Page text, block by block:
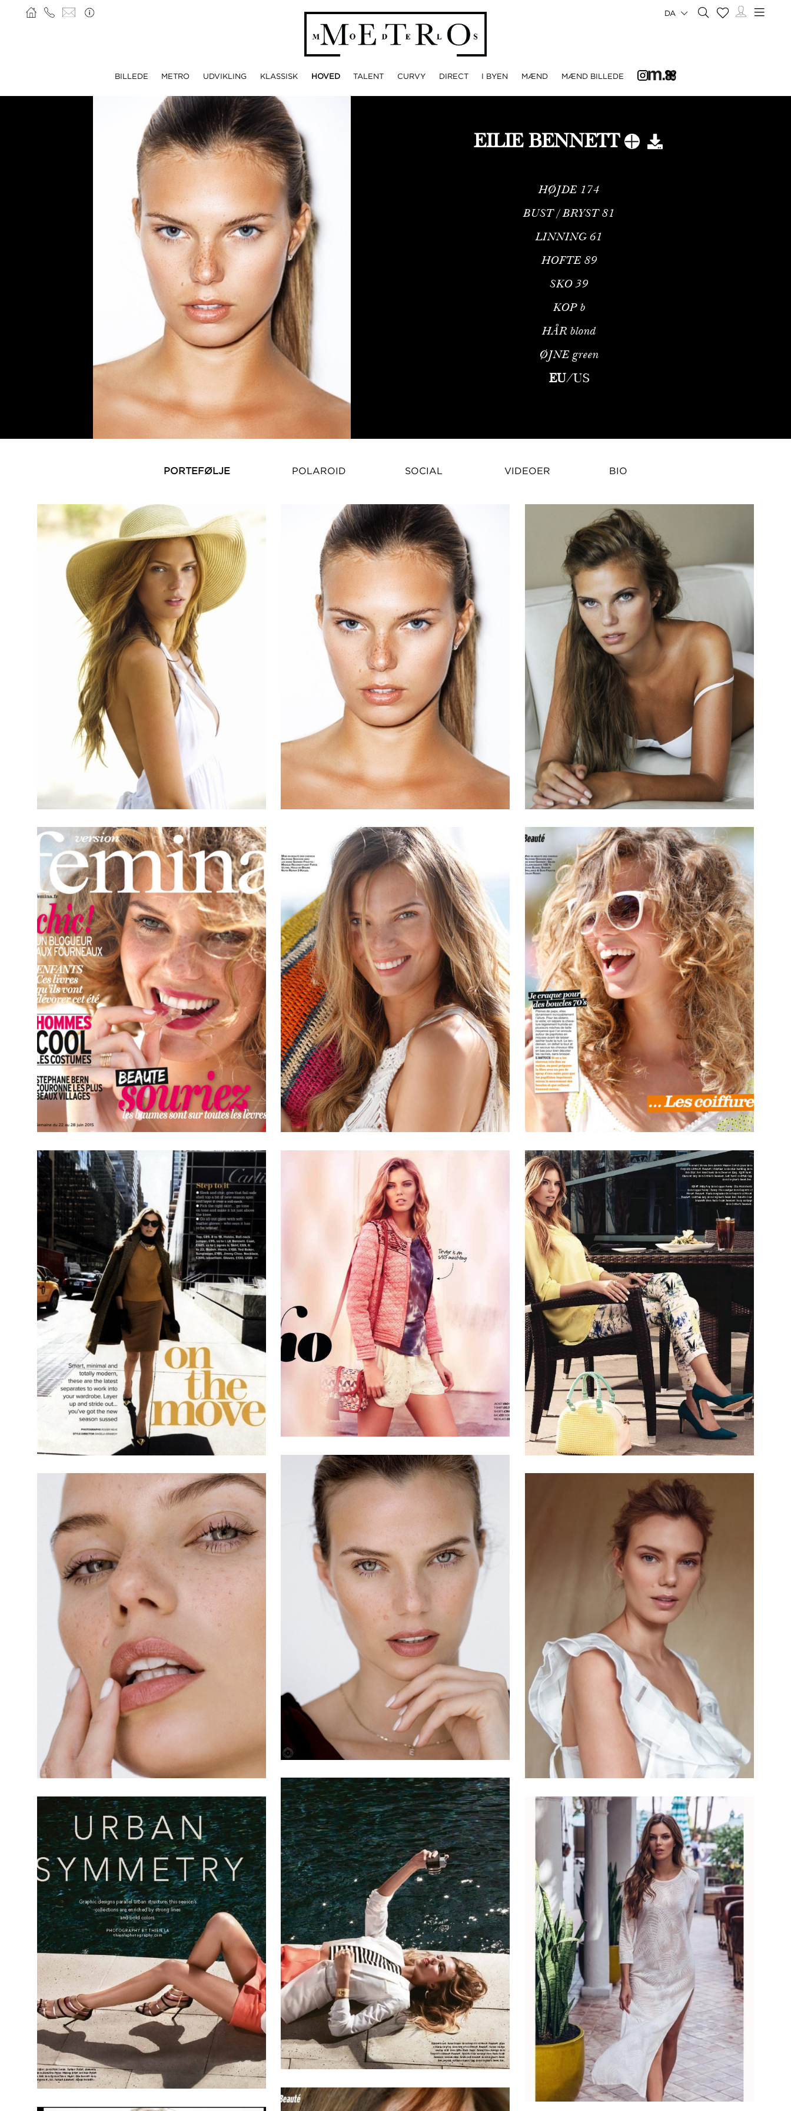
BILLEDE METRO UDVIKLING KLASSISK HOVED TALENT CURVY DIRECT I BYEN MÆND MÆND BILLEDE
DA
EILIE BENNETT
HØJDE 174
BUST / BRYST81
LINNING 61
HOFTE 89
SKO 39
KOP b
HÅR blond
ØJNE green
EU/US
Eilie Bennett – ModemodelProfessionel ProfilEilie Bennett er en modemodel repræsenteret
PORTEFØLJE POLAROID SOCIAL VIDEOER BIO